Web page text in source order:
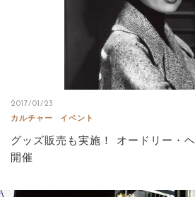
2017/01/23
カルチャー
イベント
グッズ販売も実施！ オードリー・
開催